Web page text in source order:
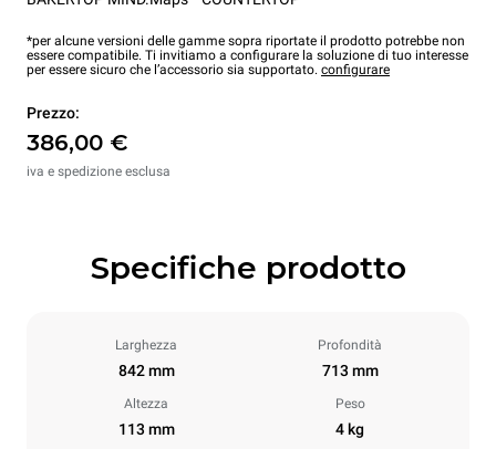
*per alcune versioni delle gamme sopra riportate il prodotto potrebbe non
essere compatibile. Ti invitiamo a configurare la soluzione di tuo interesse
per essere sicuro che l’accessorio sia supportato. configurare
Prezzo:
386,00 €
iva e spedizione esclusa
Specifiche prodotto
Larghezza
842 mm
Profondità
713 mm
Altezza
113 mm
Peso
4 kg